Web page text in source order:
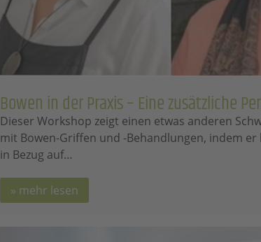
Bowen in der Praxis – Eine zusätzliche
Dieser Workshop zeigt einen etwas anderen
mit Bowen-Griffen und -Behandlungen, indem er
in Bezug auf…
mehr lesen